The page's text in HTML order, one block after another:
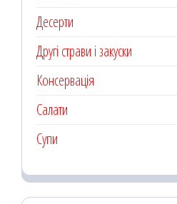
Десерти
Другі страви і закуски
Консервація
Салати
Супи